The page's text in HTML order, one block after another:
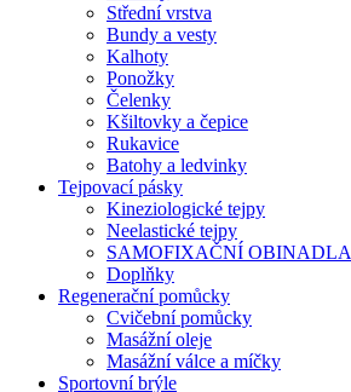
Střední vrstva
Bundy a vesty
Kalhoty
Ponožky
Čelenky
Kšiltovky a čepice
Rukavice
Batohy a ledvinky
Tejpovací pásky
Kineziologické tejpy
Neelastické tejpy
SAMOFIXAČNÍ OBINADLA
Doplňky
Regenerační pomůcky
Cvičební pomůcky
Masážní oleje
Masážní válce a míčky
Sportovní brýle